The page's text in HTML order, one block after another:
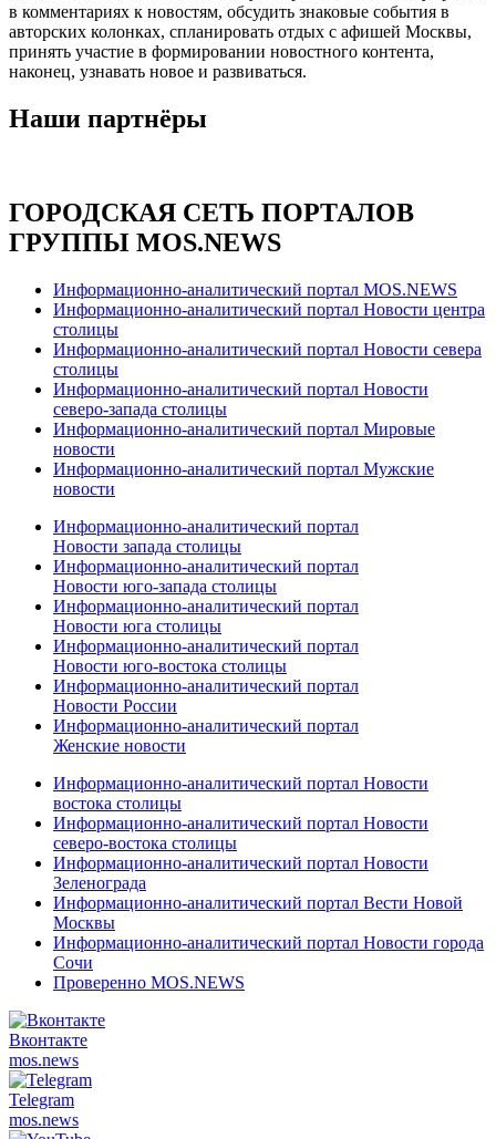
в комментариях к новостям, обсудить знаковые события в
авторских колонках, спланировать отдых с афишей Москвы,
принять участие в формировании новостного контента,
наконец, узнавать новое и развиваться.
Наши партнёры
ГОРОДСКАЯ СЕТЬ ПОРТАЛОВ
ГРУППЫ MOS.NEWS
Информационно-аналитический портал MOS.NEWS
Информационно-аналитический портал Новости центра
столицы
Информационно-аналитический портал Новости севера
столицы
Информационно-аналитический портал Новости
северо-запада столицы
Информационно-аналитический портал Мировые
новости
Информационно-аналитический портал Мужские
новости
Информационно-аналитический портал
Новости запада столицы
Информационно-аналитический портал
Новости юго-запада столицы
Информационно-аналитический портал
Новости юга столицы
Информационно-аналитический портал
Новости юго-востока столицы
Информационно-аналитический портал
Новости России
Информационно-аналитический портал
Женские новости
Информационно-аналитический портал Новости
востока столицы
Информационно-аналитический портал Новости
северо-востока столицы
Информационно-аналитический портал Новости
Зеленограда
Информационно-аналитический портал Вести Новой
Москвы
Информационно-аналитический портал Новости города
Сочи
Проверенно MOS.NEWS
Вконтакте
mos.news
Telegram
mos.news